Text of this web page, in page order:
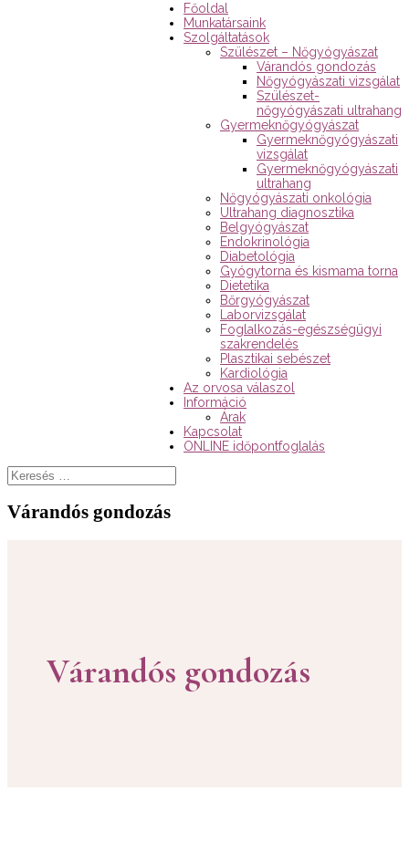
Főoldal
Munkatársaink
Szolgáltatások
Szülészet – Nőgyógyászat
Várandós gondozás
Nőgyógyászati vizsgálat
Szülészet-
nőgyógyászati ultrahang
Gyermeknőgyógyászat
Gyermeknőgyógyászati
vizsgálat
Gyermeknőgyógyászati
ultrahang
Nőgyógyászati onkológia
Ultrahang diagnosztika
Belgyógyászat
Endokrinológia
Diabetológia
Gyógytorna és kismama torna
Dietetika
Bőrgyógyászat
Laborvizsgálat
Foglalkozás-egészségügyi
szakrendelés
Plasztikai sebészet
Kardiológia
Az orvosa válaszol
Információ
Árak
Kapcsolat
ONLINE időpontfoglalás
Várandós gondozás
Várandós gondozás